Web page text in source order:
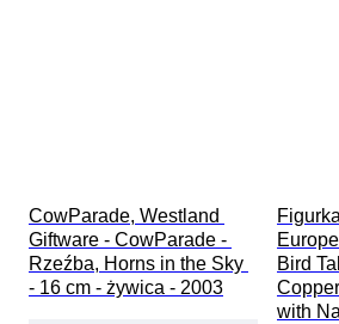
CowParade, Westland
Giftware - CowParade -
Rzeźba, Horns in the Sky
- 16 cm - żywica - 2003
Bird
with